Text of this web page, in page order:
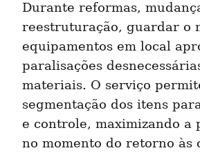
Durante reformas,
reestruturação, guardar o
equipamentos em local
paralisações
materiais. O serviço
segmentação dos itens
e controle, maximizando a
no momento do retorno às